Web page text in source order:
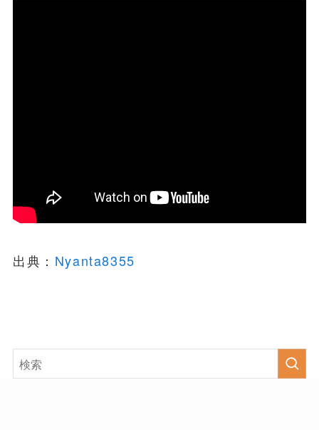
出典： Nyanta8355